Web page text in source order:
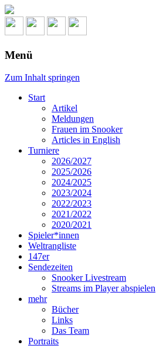
Menü
Zum Inhalt springen
Start
Artikel
Meldungen
Frauen im Snooker
Articles in English
Turniere
2026/2027
2025/2026
2024/2025
2023/2024
2022/2023
2021/2022
2020/2021
Spieler*innen
Weltrangliste
147er
Sendezeiten
Snooker Livestream
Streams im Player abspielen
mehr
Bücher
Links
Das Team
Portraits